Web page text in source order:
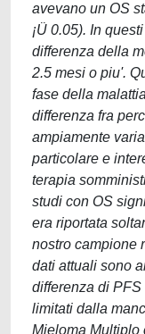
avevano un OS
¡Ü 0.05). In
differenza della
2.5 mesi o piu'.
fase della
differenza fra
ampiamente
particolare e
terapia
studi con OS
era riportata
nostro campione
dati attuali sono
differenza di
limitati dalla
Mieloma Multiplo